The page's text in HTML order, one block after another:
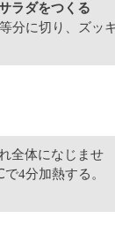
ラダをつくる
分に切り、ズッキ
全体になじませ
4分加熱する。